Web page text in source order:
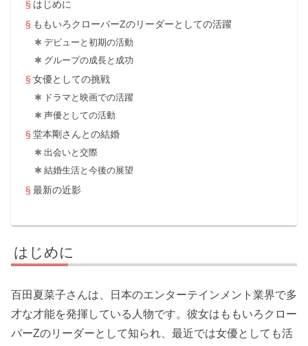
はじめに
ももいろクローバーZのリーダーとしての活躍
デビューと初期の活動
グループの成長と成功
女優としての挑戦
ドラマと映画での活躍
声優としての活動
堂本剛さんとの結婚
出会いと交際
結婚生活と今後の展望
最新の近影
はじめに
百田夏菜子さんは、日本のエンターテインメント業界で多
才な才能を発揮している人物です。彼女はももいろクロー
バーZのリーダーとして知られ、最近では女優としても活